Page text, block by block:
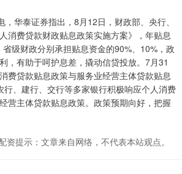
华泰证券指出，8月12日，财政部、央行、
消费贷款财政贴息政策实施方案》，年贴息
级财政分别承担贴息资金的90%、10%，政
，有助于呵护息差，撬动信贷投放。7月31
费贷款贴息政策与服务业经营主体贷款贴息
行、建行、交行等多家银行积极响应个人消费
营主体贷款贴息政策。政策预期向好，把握
资提示：文章来自网络，不代表本站观点。